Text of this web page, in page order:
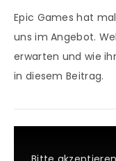
Epic Games hat
uns im Angebot.
erwarten und wie
in diesem Beitrag.